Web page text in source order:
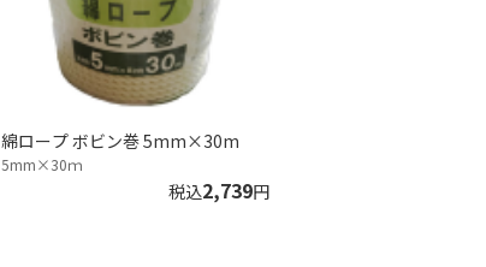
綿ロープ ボビン巻 5mm×30m
5mm×30ｍ
税込2,739円